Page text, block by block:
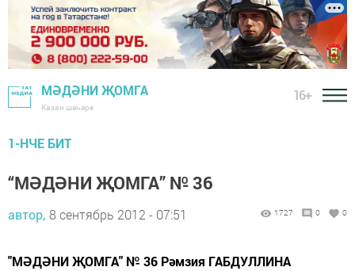
МӘДӘНИ ҖОМГА
Казан шәһәре
16+
1-НЧЕ БИТ
“МӘДӘНИ ҖОМГА” № 36
автор, 8 сентябрь 2012 - 07:51 1727 0 0
"МӘДӘНИ ҖОМГА" № 36 Рәмзия ГАБДУЛЛИНА